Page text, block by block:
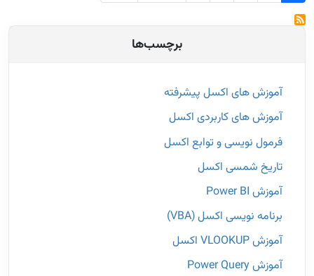
برچسب‌‌ها
آموزش های اکسل پیشرفته
آموزش های کاربردی اکسل
فرمول نویسی و توابع اکسل
تاریخ شمسی اکسل
آموزش Power BI
برنامه نویسی اکسل (VBA)
آموزش VLOOKUP‌ اکسل
آموزش Power Query